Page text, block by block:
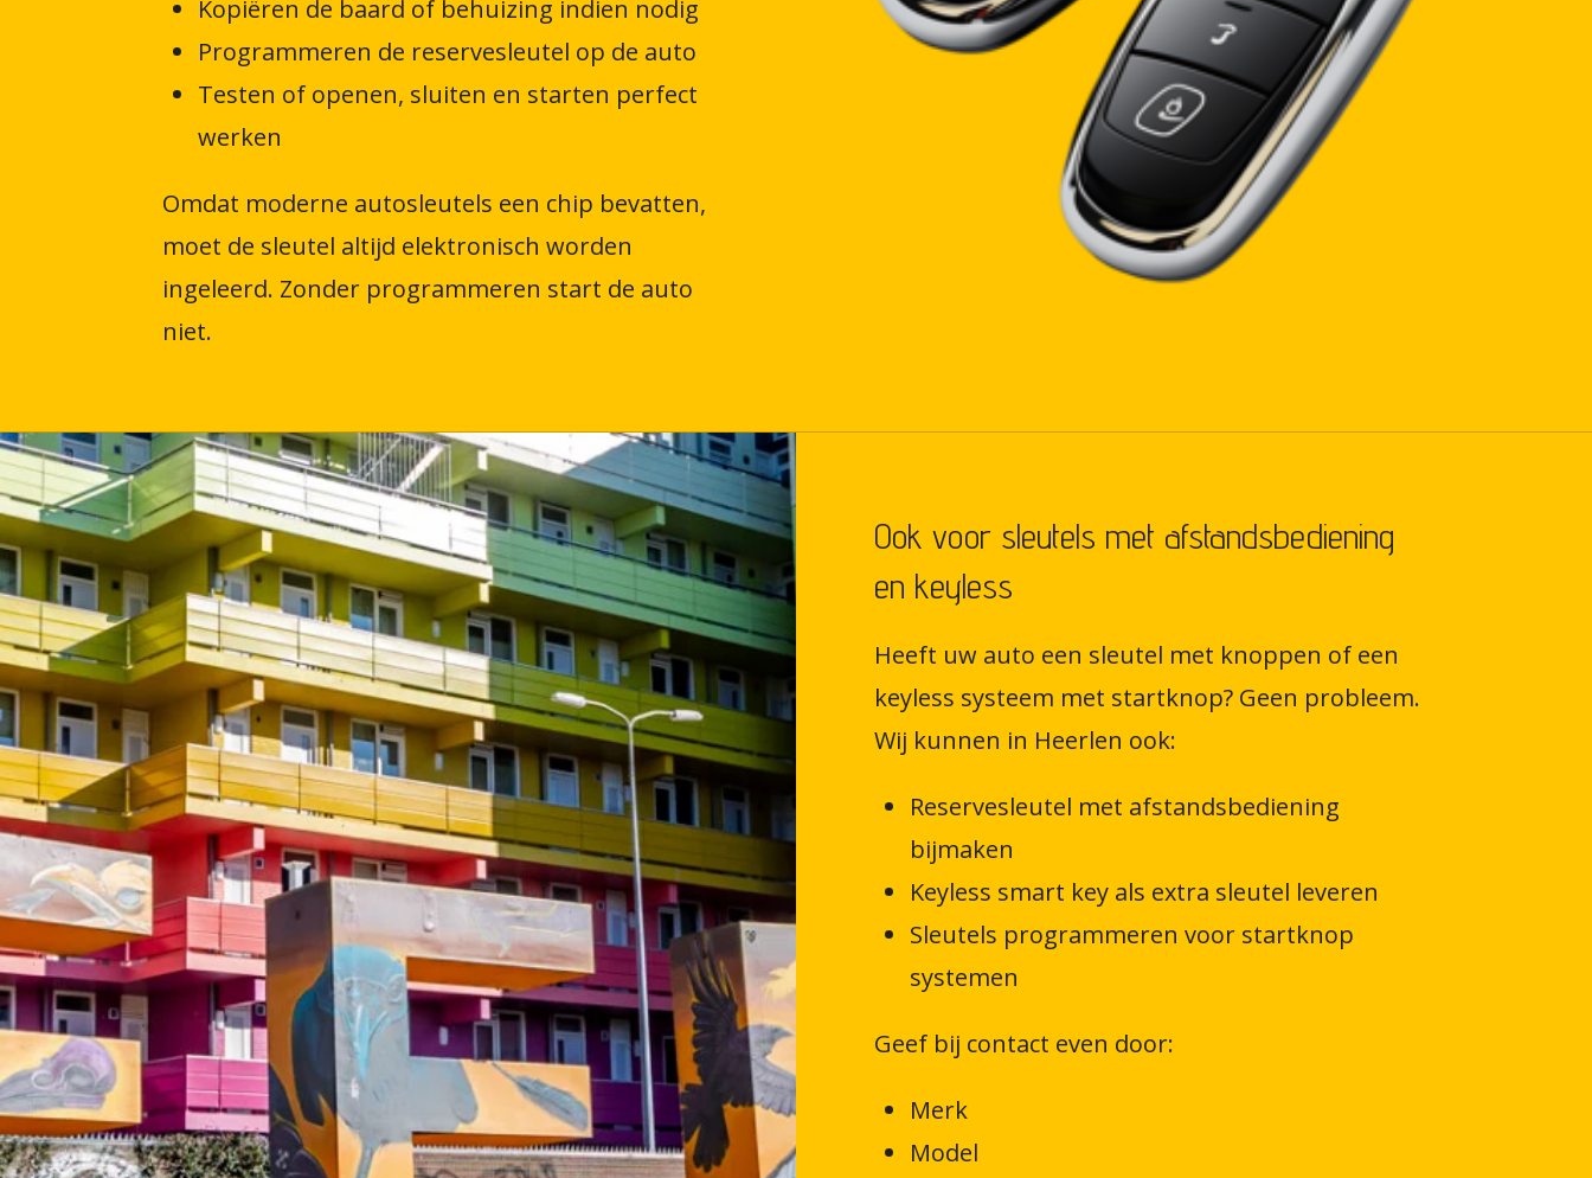
Kopiëren de baard of behuizing indien nodig
Programmeren de reservesleutel op de auto
Testen of openen, sluiten en starten perfect
werken
Omdat moderne autosleutels een chip bevatten,
moet de sleutel altijd elektronisch worden
ingeleerd. Zonder programmeren start de auto
niet.
Ook voor sleutels met afstandsbediening
en keyless
Heeft uw auto een sleutel met knoppen of een
keyless systeem met startknop? Geen probleem.
Wij kunnen in Heerlen ook:
Reservesleutel met afstandsbediening
bijmaken
Keyless smart key als extra sleutel leveren
Sleutels programmeren voor startknop
systemen
Geef bij contact even door:
Merk
Model